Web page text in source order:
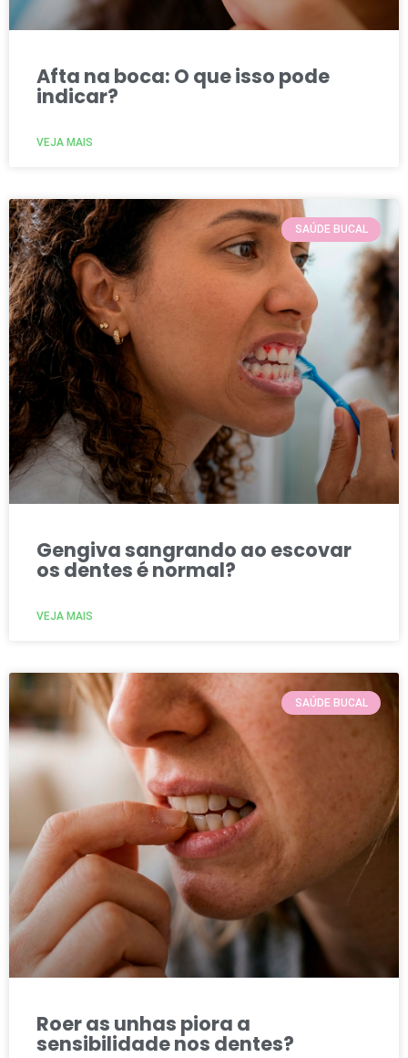
Afta na boca: O que isso pode
indicar?
VEJA MAIS
SAÚDE BUCAL
Gengiva sangrando ao escovar
os dentes é normal?
VEJA MAIS
SAÚDE BUCAL
Roer as unhas piora a
sensibilidade nos dentes?